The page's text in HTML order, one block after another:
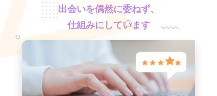
出会いを偶然に委ねず、
仕組みにしています